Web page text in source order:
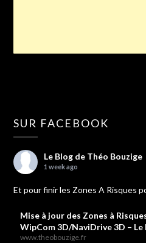
SUR FACEBOOK
Le Blog de Théo Bouzige
1 week ago
Et pour finir les Zones A Risques
Mise à jour des Zones à
WipCom 3D/NaviDrive 3D – Le
www.theobouzige.fr